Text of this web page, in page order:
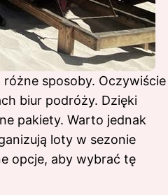
sposoby. Oczywiście
biur podróży. Dzięki
pakiety. Warto jednak
loty w sezonie
opcje, aby wybrać tę